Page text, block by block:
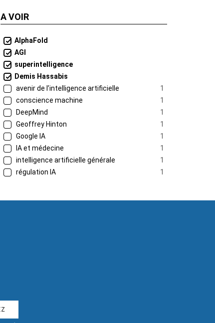
A VOIR
AlphaFold
AGI
superintelligence
Demis Hassabis
avenir de l’intelligence artificielle
1
conscience machine
1
DeepMind
1
Geoffrey Hinton
1
Google IA
1
IA et médecine
1
intelligence artificielle générale
1
régulation IA
1